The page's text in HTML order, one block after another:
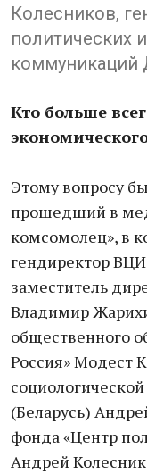
Колесников,
политических
коммуникаций
Кто больше
Этому вопросу
прошедший в
комсомолец», в
гендиректор
заместитель
Владимир
общественного
Россия» Модест
(Беларусь)
фонда «Центр
Андрей